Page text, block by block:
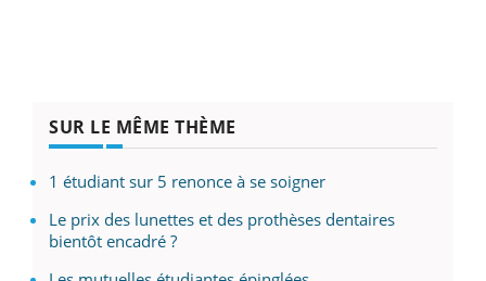
SUR LE MÊME THÈME
1 étudiant sur 5 renonce à se soigner
Le prix des lunettes et des prothèses dentaires
bientôt encadré ?